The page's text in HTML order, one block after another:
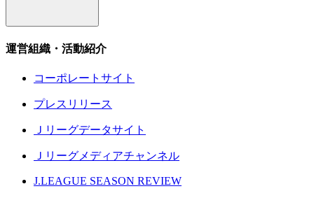
運営組織・活動紹介
コーポレートサイト
プレスリリース
Ｊリーグデータサイト
Ｊリーグメディアチャンネル
J.LEAGUE SEASON REVIEW